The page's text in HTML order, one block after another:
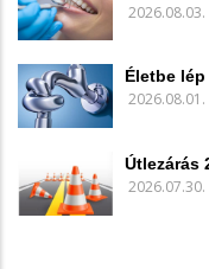
2026.08.03.
Életbe
2026.08.01.
Útlezárás
2026.07.30.